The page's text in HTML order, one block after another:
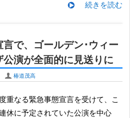
続きを読む
で、ゴールデン･ウィー
演が全面的に見送りに
U 椿道茂高
度重なる緊急事態宣言を受けて、こ
休に予定されていた公演を中心